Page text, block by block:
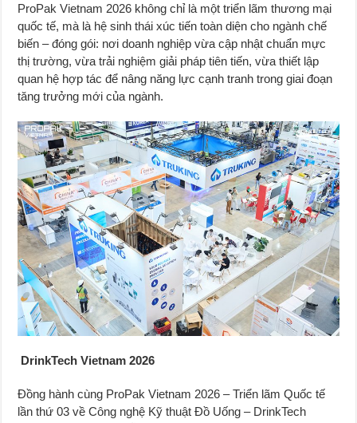
ProPak Vietnam 2026 không chỉ là một triển lãm thương mại
quốc tế, mà là hệ sinh thái xúc tiến toàn diện cho ngành chế
biến – đóng gói: nơi doanh nghiệp vừa cập nhật chuẩn mực
thị trường, vừa trải nghiệm giải pháp tiên tiến, vừa thiết lập
quan hệ hợp tác để nâng năng lực cạnh tranh trong giai đoạn
tăng trưởng mới của ngành.
DrinkTech Vietnam 2026
Đồng hành cùng ProPak Vietnam 2026 – Triển lãm Quốc tế
lần thứ 03 về Công nghệ Kỹ thuật Đồ Uống – DrinkTech